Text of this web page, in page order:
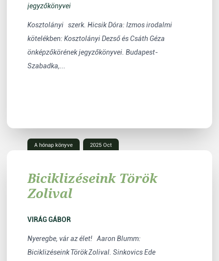
jegyzőkönyvei
Kosztolányi szerk. Hicsik Dóra: Izmos irodalmi
kötelékben: Kosztolányi Dezső és Csáth Géza
önképzőkörének jegyzőkönyvei. Budapest-
Szabadka,...
A hónap könyve 2025 Oct
Biciklizéseink Török
Zolival
VIRÁG GÁBOR
Nyeregbe, vár az élet! Aaron Blumm:
Biciklizéseink Török Zolival. Sinkovics Ede